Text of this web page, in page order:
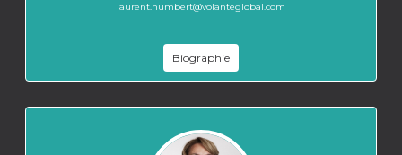
laurent.humbert@volanteglobal.com
Biographie